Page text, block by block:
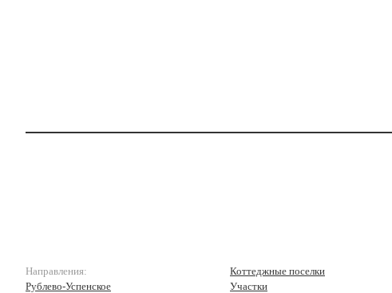
Направления:
Рублево-Успенское
Коттеджные поселки
Участки